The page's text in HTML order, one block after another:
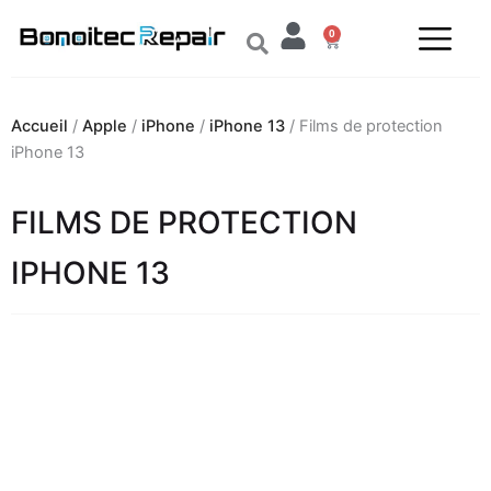
0
Panier
Accueil / Apple / iPhone / iPhone 13 / Films de protection
iPhone 13
FILMS DE PROTECTION
IPHONE 13